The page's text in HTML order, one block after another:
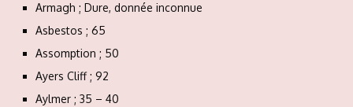
Armagh ; Dure, donnée inconnue
Asbestos ; 65
Assomption ; 50
Ayers Cliff ; 92
Aylmer ; 35 – 40